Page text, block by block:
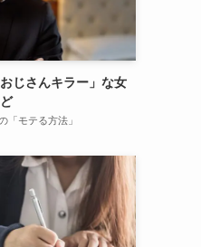
じさんキラー」な女
「モテる方法」